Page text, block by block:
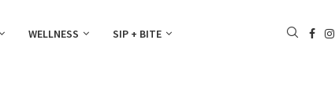
WELLNESS SIP + BITE